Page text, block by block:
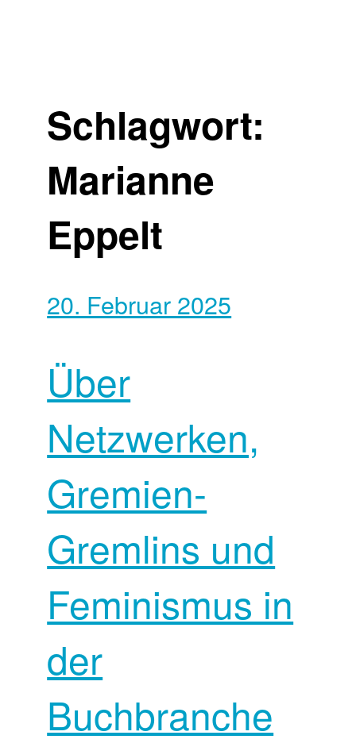
Schlagwort:
Marianne
Eppelt
20. Februar 2025
Über
Netzwerken,
Gremien-
Gremlins und
Feminismus in
der
Buchbranche